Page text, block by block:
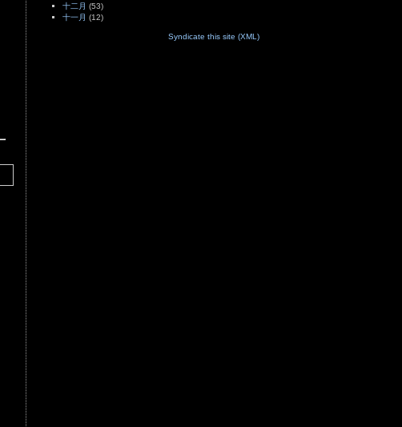
十二月 (53)
十一月 (12)
Syndicate this site (XML)